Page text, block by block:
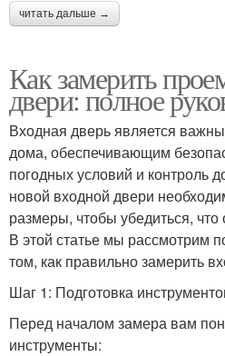
читать дальше →
Как замерить
двери: полное
Входная дверь является
дома, обеспечивающим
погодных условий и контроль
новой входной двери
размеры, чтобы убедиться,
В этой статье мы рассмотрим
том, как правильно замерить
Шаг 1: Подготовка
Перед началом замера вам
инструменты: